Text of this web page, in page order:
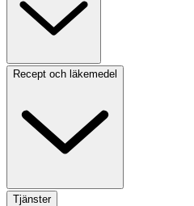
Recept och läkemedel
Tjänster